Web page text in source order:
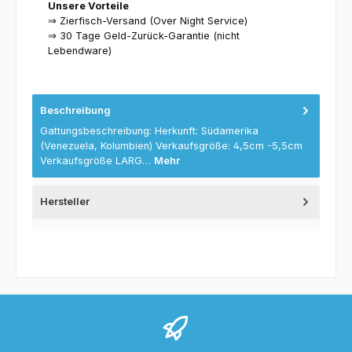
Unsere Vorteile
⇒ Zierfisch-Versand (Over Night Service)
⇒ 30 Tage Geld-Zurück-Garantie (nicht
Lebendware)
Beschreibung
Gattungsbeschreibung: Herkunft: Südamerika
(Venezuela, Kolumbien) Verkaufsgröße: 4,5cm -5,5cm
Verkaufsgröße LARG… Mehr
Hersteller